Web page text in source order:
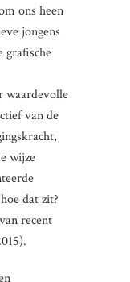
ons heen
jongens
grafische
waardevolle
van de
wijze
dat zit?
recent